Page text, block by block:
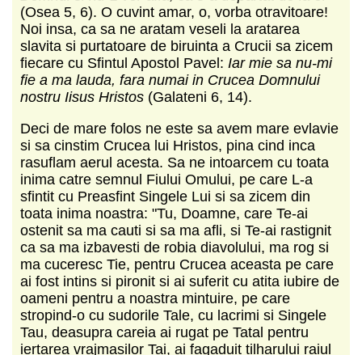
(Osea 5, 6). O cuvint amar, o, vorba otravitoare!
Noi insa, ca sa ne aratam veseli la aratarea
slavita si purtatoare de biruinta a Crucii sa zicem
fiecare cu Sfintul Apostol Pavel: Iar mie sa nu-mi
fie a ma lauda, fara numai in Crucea Domnului
nostru Iisus Hristos (Galateni 6, 14).
Deci de mare folos ne este sa avem mare evlavie
si sa cinstim Crucea lui Hristos, pina cind inca
rasuflam aerul acesta. Sa ne intoarcem cu toata
inima catre semnul Fiului Omului, pe care L-a
sfintit cu Preasfint Singele Lui si sa zicem din
toata inima noastra: "Tu, Doamne, care Te-ai
ostenit sa ma cauti si sa ma afli, si Te-ai rastignit
ca sa ma izbavesti de robia diavolului, ma rog si
ma cuceresc Tie, pentru Crucea aceasta pe care
ai fost intins si pironit si ai suferit cu atita iubire de
oameni pentru a noastra mintuire, pe care
stropind-o cu sudorile Tale, cu lacrimi si Singele
Tau, deasupra careia ai rugat pe Tatal pentru
iertarea vrajmasilor Tai, ai fagaduit tilharului raiul